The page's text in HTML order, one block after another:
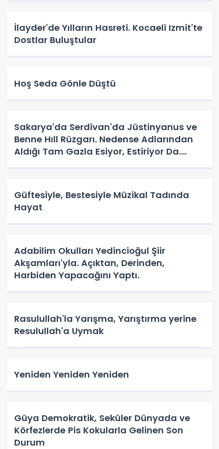
İlayder'de Yılların Hasreti. Kocaeli Izmit'te
Dostlar Buluştular
Hoş Seda Gönle Düştü
Sakarya'da Serdivan'da Jüstinyanus ve
Benne Hıll Rüzgarı. Nedense Adlarından
Aldığı Tam Gazla Esiyor, Estiriyor Da.
Güftesiyle, Bestesiyle Müzikal Tadında
Hayat
Adabilim Okulları Yedincioğul Şiir
Akşamları'yla. Açıktan, Derinden,
Harbiden Yapacağını Yaptı.
Rasulullah'la Yarışma, Yarıştırma yerine
Resulullah'a Uymak
Yeniden Yeniden Yeniden
Güya Demokratik, Seküler Dünyada ve
Körfezlerde Pis Kokularla Gelinen Son
Durum